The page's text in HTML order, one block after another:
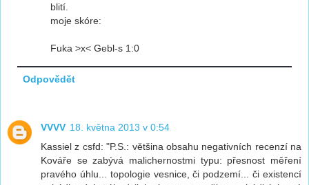
blití.
moje skóre:
Fuka >x< Gebl-s 1:0
Odpovědět
VVVV 18. května 2013 v 0:54
Kassiel z csfd: "P.S.: většina obsahu negativních recenzí na
Kováře se zabývá malichernostmi typu: přesnost měření
pravého úhlu... topologie vesnice, či podzemí... či existencí